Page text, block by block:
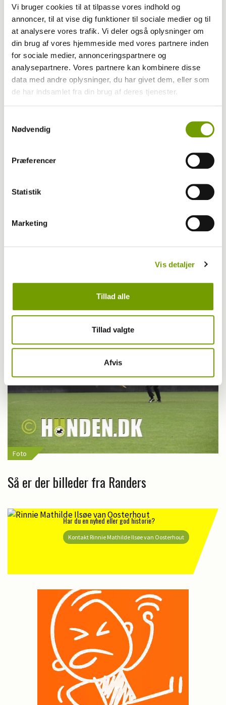
Vi bruger cookies til at tilpasse vores indhold og
annoncer, til at vise dig funktioner til sociale medier og til
at analysere vores trafik. Vi deler også oplysninger om
din brug af vores hjemmeside med vores partnere inden
for sociale medier, annonceringspartnere og
analysepartnere. Vores partnere kan kombinere disse
data med andre oplysninger, du har givet dem, eller som
de har indsamlet fra din brug af deres tjenester.
Nødvendig
Præferencer
Statistik
Marketing
Vis detaljer
Tillad alle
Tillad valgte
Afvis
Sport
Flot flot holdindsats af Danmark
HUNDEN 11 er på trapperne
Foto
Så er der billeder fra Randers
Har du en nyhed eller god historie?
Kontakt Rinnie Mathilde Ilsøe van Oosterhout